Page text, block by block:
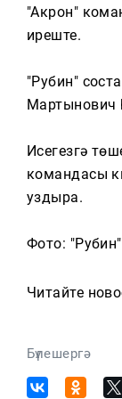
"Акрон"
иреште.
"Рубин"
Мартынович
Исегезгә
командасы
уздыра.
Фото: "Рубин"
Читайте
Бүлешергә